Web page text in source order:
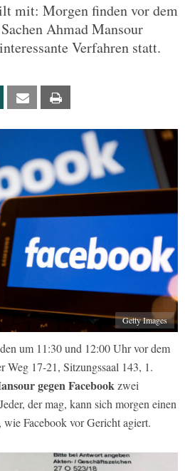
mit: Morgen finden vor dem
Ahmad Mansour
Verfahren statt.
Xing Email
Getty Images
um 11:30 und 12:00 Uhr vor dem
Weg 17-21, Sitzungssaal 143, 1.
gegen Facebookzwei
der mag, kann sich morgen einen
Facebook vor Gericht agiert.